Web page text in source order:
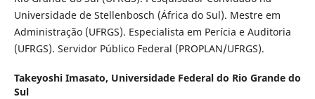
Universidade de Stellenbosch (África do Sul). Mestre em
Administração (UFRGS). Especialista em Perícia e Auditoria
(UFRGS). Servidor Público Federal (PROPLAN/UFRGS).
Takeyoshi Imasato, Universidade Federal do Rio Grande do
Sul